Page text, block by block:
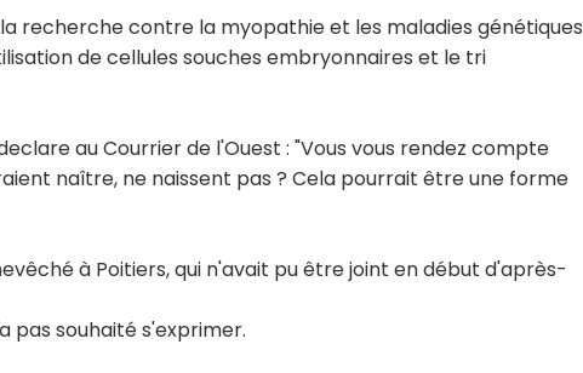
recherche contre la myopathie et les maladies génétiques
de cellules souches embryonnaires et le tri
au Courrier de l'Ouest : "Vous vous rendez compte
naître, ne naissent pas ? Cela pourrait être une forme
à Poitiers, qui n'avait pu être joint en début d'après-
pas souhaité s'exprimer.